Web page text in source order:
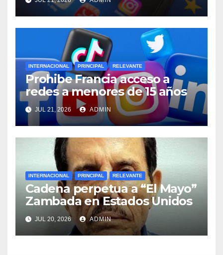
en Francia?
INTERNACIONAL PRINCIPAL RELEVANTE
Prohibe Francia acceso a
redes a menores de 15 años
JUL 21, 2026 ADMIN
INTERNACIONAL PRINCIPAL RELEVANTE
Cadena perpetua a “El Mayo”
Zambada en Estados Unidos
JUL 20, 2026 ADMIN